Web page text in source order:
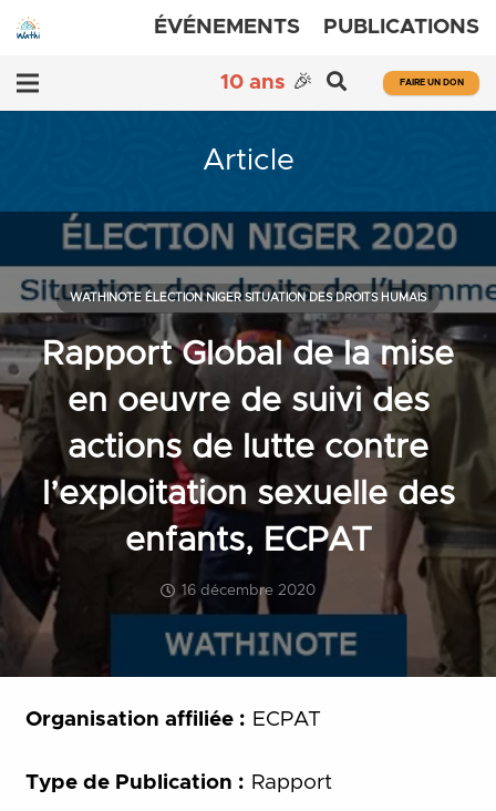
ÉVÉNEMENTS PUBLICATIONS
10 ans 🎉 FAIRE UN DON
Article
Rapport Global de la mise
en oeuvre de suivi des
actions de lutte contre
l’exploitation sexuelle des
enfants, ECPAT
16 décembre 2020
WATHINOTE ÉLECTION NIGER SITUATION DES DROITS HUMAIS
Organisation affiliée : ECPAT
Type de Publication : Rapport